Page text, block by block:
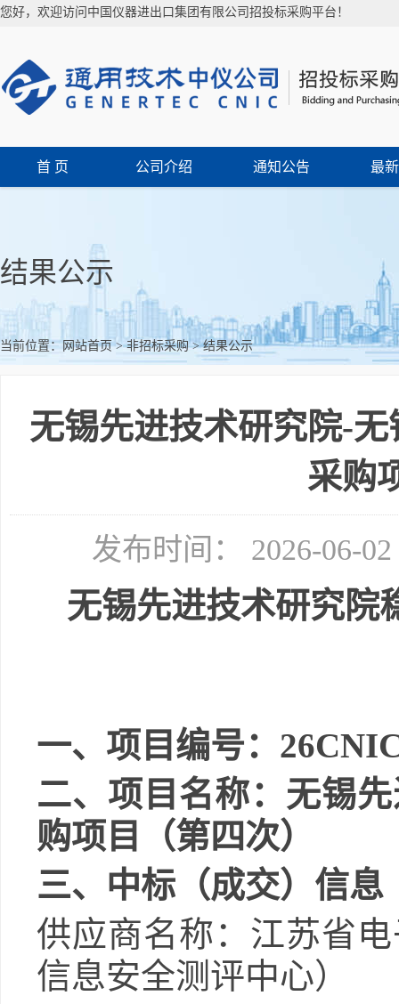
您好，欢迎访问中国仪器进出口集团有限公司招投标采购平台！
首 页 公司介绍 通知公告 最
结果公示
当前位置：网站首页>非招标采购>结果公示
无锡先进技术研究院-
采购
发布时间： 2026-06-
无锡先进技术研究院
一、项目编号：
二、项目名称：无锡
购项目（第四次）
三、中标（成交）信息
供应商名称：江苏省
信息安全测评中心）